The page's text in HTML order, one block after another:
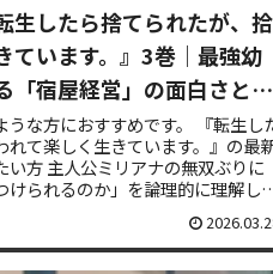
生したら捨てられたが、拾
ています。』3巻｜最強幼
「宿屋経営」の面白さと断
うな方におすすめです。 『転生し
れて楽しく生きています。』の最
い方 主人公ミリアナの無双ぶりに
けられるのか」を論理的に理解し